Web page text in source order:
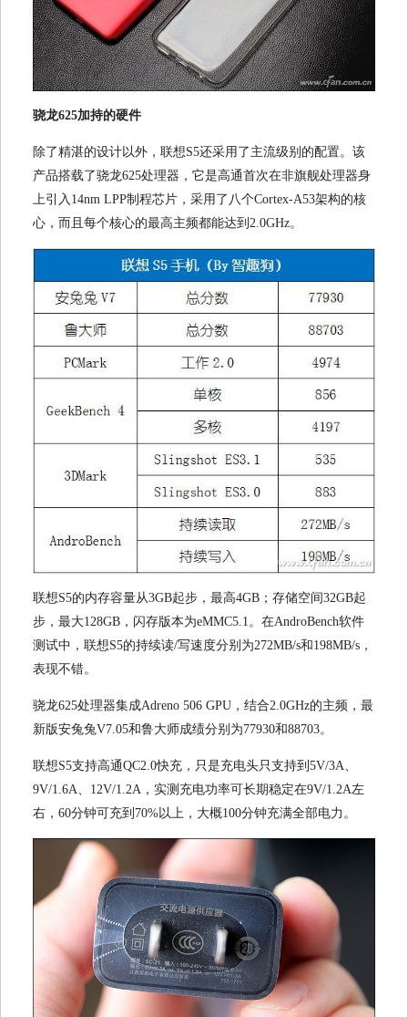
骁龙625加持的硬件
除了精湛的设计以外，联想S5还采用了主流级别的配置。该
产品搭载了骁龙625处理器，它是高通首次在非旗舰处理器身
上引入14nm LPP制程芯片，采用了八个Cortex-A53架构的核
心，而且每个核心的最高主频都能达到2.0GHz。
联想S5的内存容量从3GB起步，最高4GB；存储空间32GB起
步，最大128GB，闪存版本为eMMC5.1。在AndroBench软件
测试中，联想S5的持续读/写速度分别为272MB/s和198MB/s，
表现不错。
骁龙625处理器集成Adreno 506 GPU，结合2.0GHz的主频，最
新版安兔兔V7.05和鲁大师成绩分别为77930和88703。
联想S5支持高通QC2.0快充，只是充电头只支持到5V/3A、
9V/1.6A、12V/1.2A，实测充电功率可长期稳定在9V/1.2A左
右，60分钟可充到70%以上，大概100分钟充满全部电力。